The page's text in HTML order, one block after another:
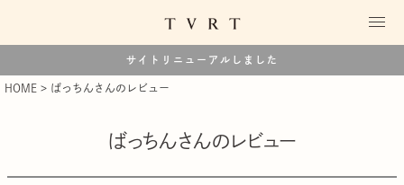
サイトリニューアルしました
HOME ばっちんさんのレビュー
ばっちんさんのレビュー